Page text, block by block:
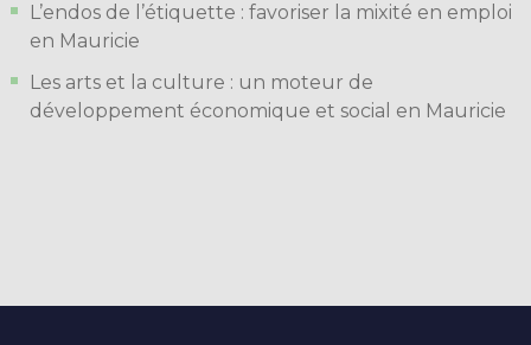
L’endos de l’étiquette : favoriser la mixité en emploi
en Mauricie
Les arts et la culture : un moteur de
développement économique et social en Mauricie